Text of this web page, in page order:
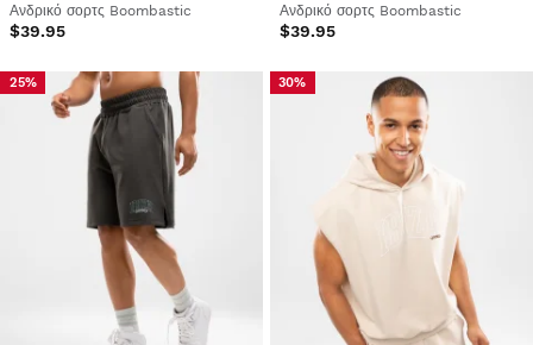
Ανδρικό σορτς Boombastic
$39.95
Ανδρικό σορτς Boombastic
$39.95
25% 30%